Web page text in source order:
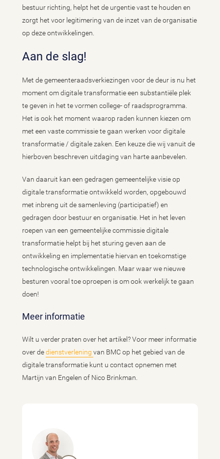
bestuur richting, helpt het de urgentie vast te houden en
zorgt het voor legitimering van de inzet van de organisatie
op deze ontwikkelingen.
Aan de slag!
Met de gemeenteraadsverkiezingen voor de deur is nu het
moment om digitale transformatie een substantiële plek
te geven in het te vormen college- of raadsprogramma.
Het is ook het moment waarop raden kunnen kiezen om
met een vaste commissie te gaan werken voor digitale
transformatie / digitale zaken. Een keuze die wij vanuit de
hierboven beschreven uitdaging van harte aanbevelen.
Van daaruit kan een gedragen gemeentelijke visie op
digitale transformatie ontwikkeld worden, opgebouwd
met inbreng uit de samenleving (participatief) en
gedragen door bestuur en organisatie. Het in het leven
roepen van een gemeentelijke commissie digitale
transformatie helpt bij het sturing geven aan de
ontwikkeling en implementatie hiervan en toekomstige
technologische ontwikkelingen. Maar waar we nieuwe
besturen vooral toe oproepen is om ook werkelijk te gaan
doen!
Meer informatie
Wilt u verder praten over het artikel? Voor meer informatie
over dedienstverlening van BMC op het gebied van de
digitale transformatie kunt u contact opnemen met
Martijn van Engelen of Nico Brinkman.